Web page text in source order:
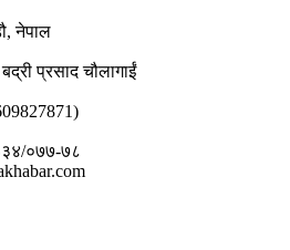
नेपाल
प्रसाद चौलागाईं
०७७-७८